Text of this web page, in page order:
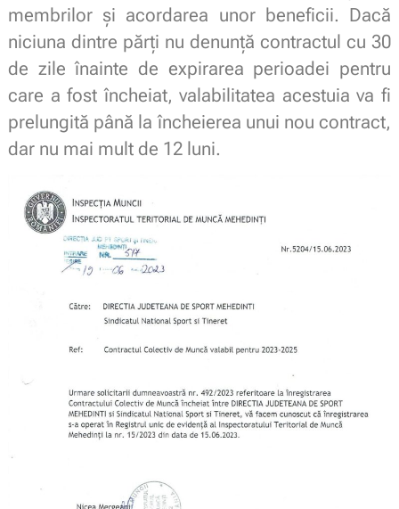
membrilor și acordarea unor beneficii. Dacă
niciuna dintre părți nu denunță contractul cu 30
de zile înainte de expirarea perioadei pentru
care a fost încheiat, valabilitatea acestuia va fi
prelungită până la încheierea unui nou contract,
dar nu mai mult de 12 luni.